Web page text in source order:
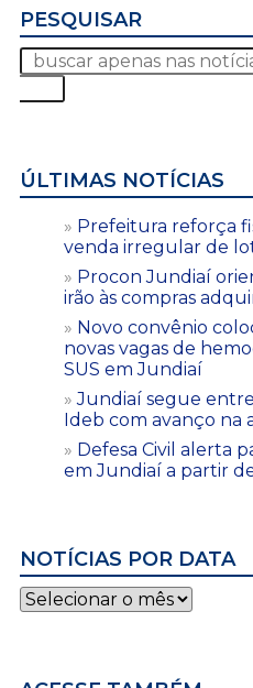
PESQUISAR
ÚLTIMAS NOTÍCIAS
Prefeitura reforça
venda irregular de
Procon Jundiaí
irão às compras
Novo convênio
novas vagas de
SUS em Jundiaí
Jundiaí segue
Ideb com avanço na
Defesa Civil alerta
em Jundiaí a partir
NOTÍCIAS POR DATA
Notícias
por